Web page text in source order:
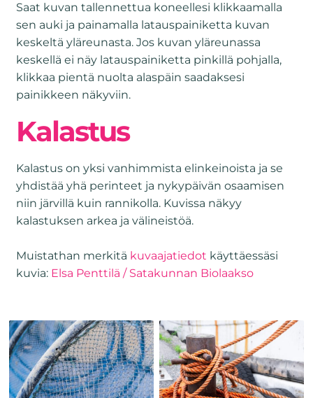
Saat kuvan tallennettua koneellesi klikkaamalla
sen auki ja painamalla latauspainiketta kuvan
keskeltä yläreunasta. Jos kuvan yläreunassa
keskellä ei näy latauspainiketta pinkillä pohjalla,
klikkaa pientä nuolta alaspäin saadaksesi
painikkeen näkyviin.
Kalastus
Kalastus on yksi vanhimmista elinkeinoista ja se
yhdistää yhä perinteet ja nykypäivän osaamisen
niin järvillä kuin rannikolla. Kuvissa näkyy
kalastuksen arkea ja välineistöä.
Muistathan merkitä kuvaajatiedot käyttäessäsi
kuvia: Elsa Penttilä / Satakunnan Biolaakso